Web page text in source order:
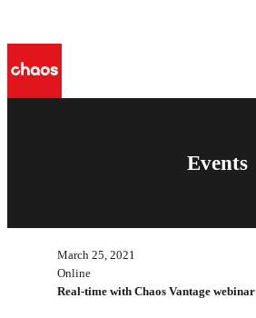
Events
March 25, 2021
Online
Real-time with Chaos Vantage webinar